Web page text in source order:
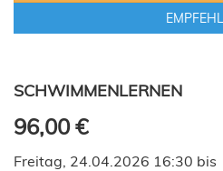
SCHWIMMENLERNEN
96,00 €
Freitag, 24.04.2026 16:30 bis